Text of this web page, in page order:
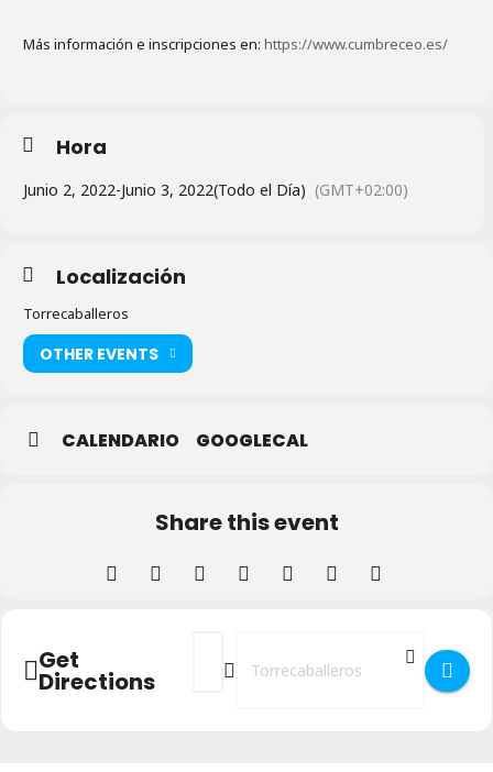
Más información e inscripciones en: https://www.cumbreceo.es/
Hora
Junio 2, 2022-Junio 3, 2022(Todo el Día) (GMT+02:00)
Localización
Torrecaballeros
OTHER EVENTS
CALENDARIO GOOGLECAL
Share this event
Get
Directions
Address - VI CUMBRE CEO - 2022 []
Destination Address - VI CUMBRE